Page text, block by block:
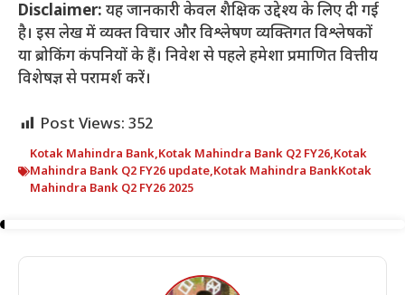
Disclaimer: यह जानकारी केवल शैक्षिक उद्देश्य के लिए दी गई
है। इस लेख में व्यक्त विचार और विश्लेषण व्यक्तिगत विश्लेषकों
या ब्रोकिंग कंपनियों के हैं। निवेश से पहले हमेशा प्रमाणित वित्तीय
विशेषज्ञ से परामर्श करें।
Post Views: 352
Kotak Mahindra Bank,Kotak Mahindra Bank Q2 FY26,Kotak
Mahindra Bank Q2 FY26 update,Kotak Mahindra BankKotak
Mahindra Bank Q2 FY26 2025